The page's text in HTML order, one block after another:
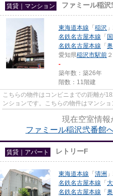
賃貸｜マンション ファミール稲沢
東海道本線 「 稲沢
名鉄名古屋本線 「
名鉄名古屋本線 「
愛知県稲沢市駅前
-
築年数：築26年
階数：11階建
こちらの物件はコンビニまでの距離が
ンションです。こちらの物件はマンシ
現在空室情報
ファミール稲沢弐番館
賃貸｜アパート レトリーF
東海道本線 「 清洲
名鉄名古屋本線 「
名鉄名古屋本線 「